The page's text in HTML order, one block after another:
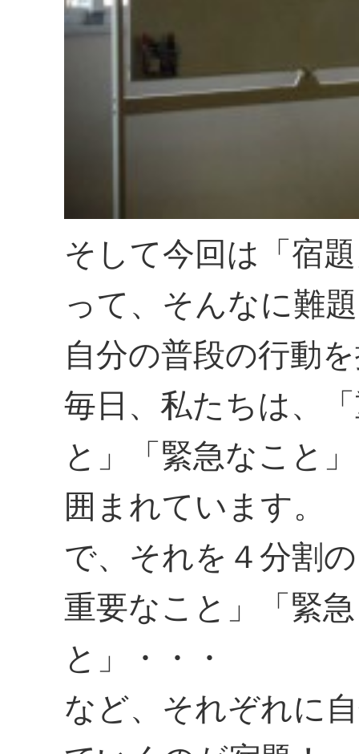
そして今回は「宿
って、そんなに難
自分の普段の行動
毎日、私たちは、
と」「緊急なこと
囲まれています。
で、それを４分割
重要なこと」「緊
と」・・・
など、それぞれに